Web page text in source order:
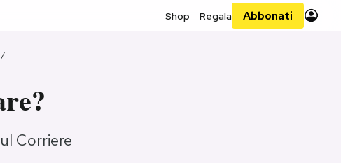
Shop Regala Abbonati
Corriere